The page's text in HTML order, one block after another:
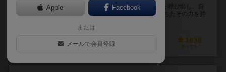
世界に伝わる数多の物語。あなたにはその伝承の人物を呼び出し、自
らに忠誠を誓う剣と成す力があります。 しかし謎に満ちたその力を持
1188
経験あり
1636
持ってる
Apple Facebook
または
メールで会員登録